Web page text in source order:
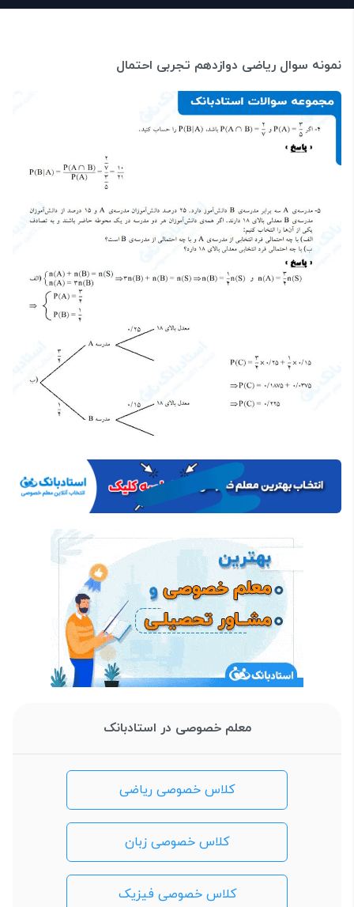
نمونه سوال ریاضی دوازدهم تجربی احتمال
معلم خصوصی در استادبانک
کلاس خصوصی ریاضی
کلاس خصوصی زبان
کلاس خصوصی فیزیک